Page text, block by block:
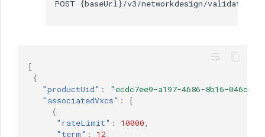
wrap_text
[
{
"productUid" :
"ecdc7ee9-a197-4686-8b16-
"associatedVxcs" :
[
{
"rateLimit" : 10000
"term" : 12